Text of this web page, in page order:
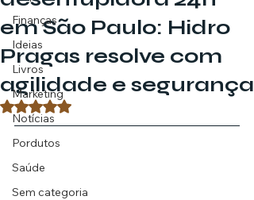
Finanças
Ideias
Livros
Marketing
Notícias
Pordutos
Saúde
Sem categoria
em São Paulo: Hidro
Pragas resolve com
agilidade e segurança
Avaliado com NaN de 5 estrelas.